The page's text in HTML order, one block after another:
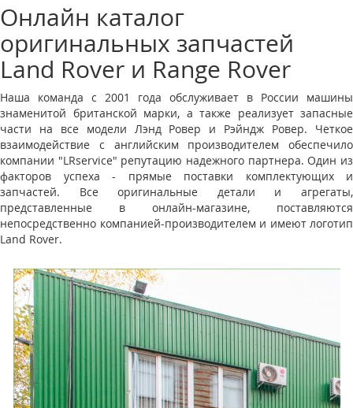
Онлайн каталог
оригинальных запчастей
Land Rover и Range Rover
Наша команда с 2001 года обслуживает в России машины
знаменитой британской марки, а также реализует запасные
части на все модели Лэнд Ровер и Рэйндж Ровер. Четкое
взаимодействие с английским производителем обеспечило
компании "LRservice" репутацию надежного партнера. Один из
факторов успеха - прямые поставки комплектующих и
запчастей. Все оригинальные детали и агрегаты,
представленные в онлайн-магазине, поставляются
непосредственно компанией-производителем и имеют логотип
Land Rover.